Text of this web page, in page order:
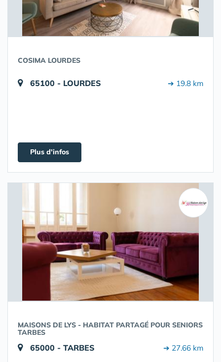
COSIMA LOURDES
65100 - LOURDES ➔ 19.8 km
Plus d'infos
MAISONS DE LYS - HABITAT PARTAGÉ POUR SENIORS
TARBES
65000 - TARBES ➔ 27.66 km